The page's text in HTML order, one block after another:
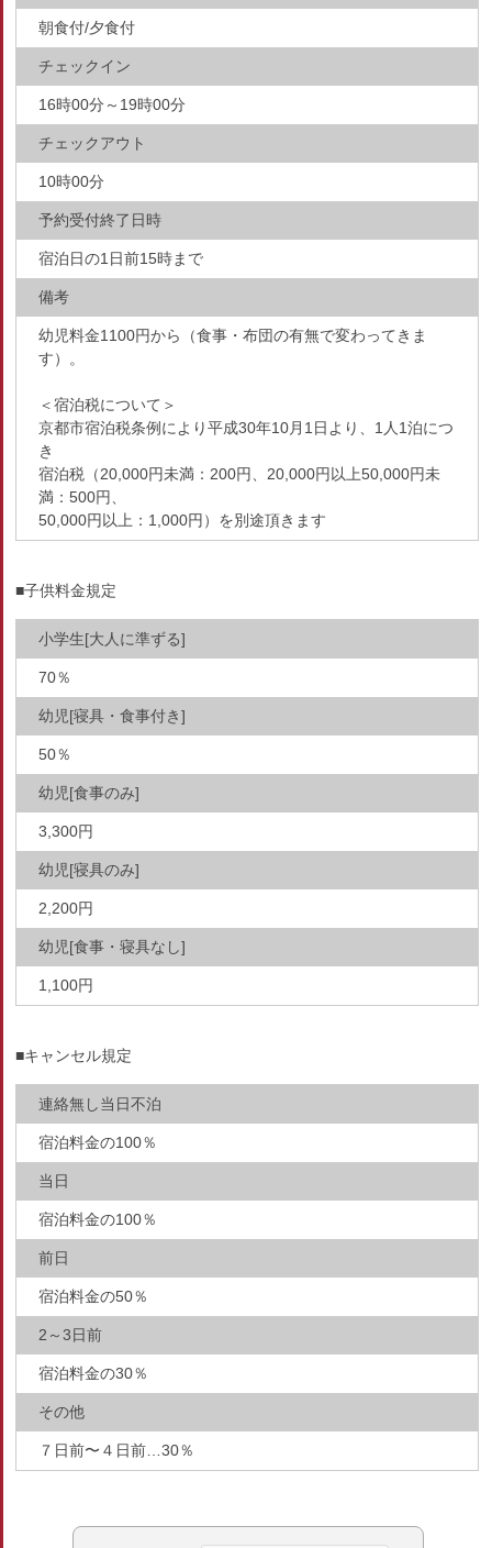
朝食付/夕食付
チェックイン
16時00分～19時00分
チェックアウト
10時00分
予約受付終了日時
宿泊日の1日前15時まで
備考
幼児料金1100円から（食事・布団の有無で変わってきま
す）。
＜宿泊税について＞
京都市宿泊税条例により平成30年10月1日より、1人1泊につ
き
宿泊税（20,000円未満：200円、20,000円以上50,000円未
満：500円、
50,000円以上：1,000円）を別途頂きます
■子供料金規定
小学生[大人に準ずる]
70％
幼児[寝具・食事付き]
50％
幼児[食事のみ]
3,300円
幼児[寝具のみ]
2,200円
幼児[食事・寝具なし]
1,100円
■キャンセル規定
連絡無し当日不泊
宿泊料金の100％
当日
宿泊料金の100％
前日
宿泊料金の50％
2～3日前
宿泊料金の30％
その他
７日前〜４日前…30％